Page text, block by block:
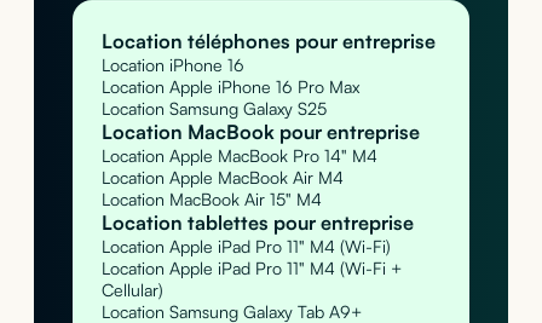
Location téléphones pour entreprise
Location iPhone 16
Location Apple iPhone 16 Pro Max
Location Samsung Galaxy S25
Location MacBook pour entreprise
Location Apple MacBook Pro 14" M4
Location Apple MacBook Air M4
Location MacBook Air 15" M4
Location tablettes pour entreprise
Location Apple iPad Pro 11" M4 (Wi-Fi)
Location Apple iPad Pro 11" M4 (Wi-Fi +
Cellular)
Location Samsung Galaxy Tab A9+